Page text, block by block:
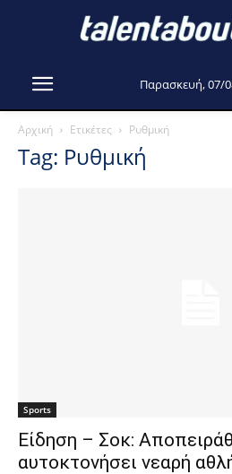
Παρασκευή, 07/
Αρχική Ετικέτες Ρυθμική
Tag: Ρυθμική
Sports
Είδηση – Σοκ:
αυτοκτονήσει νεαρή